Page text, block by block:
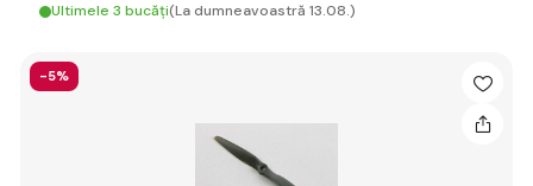
Ultimele 3 bucăți(La dumneavoastră 13.08.)
-5%